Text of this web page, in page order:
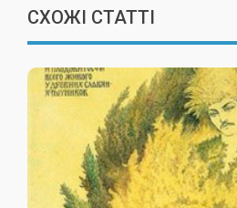
СХОЖІ СТАТТІ